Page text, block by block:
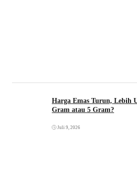
Harga Emas Turun, Lebih
Gram atau 5 Gram?
Juli 9, 2026